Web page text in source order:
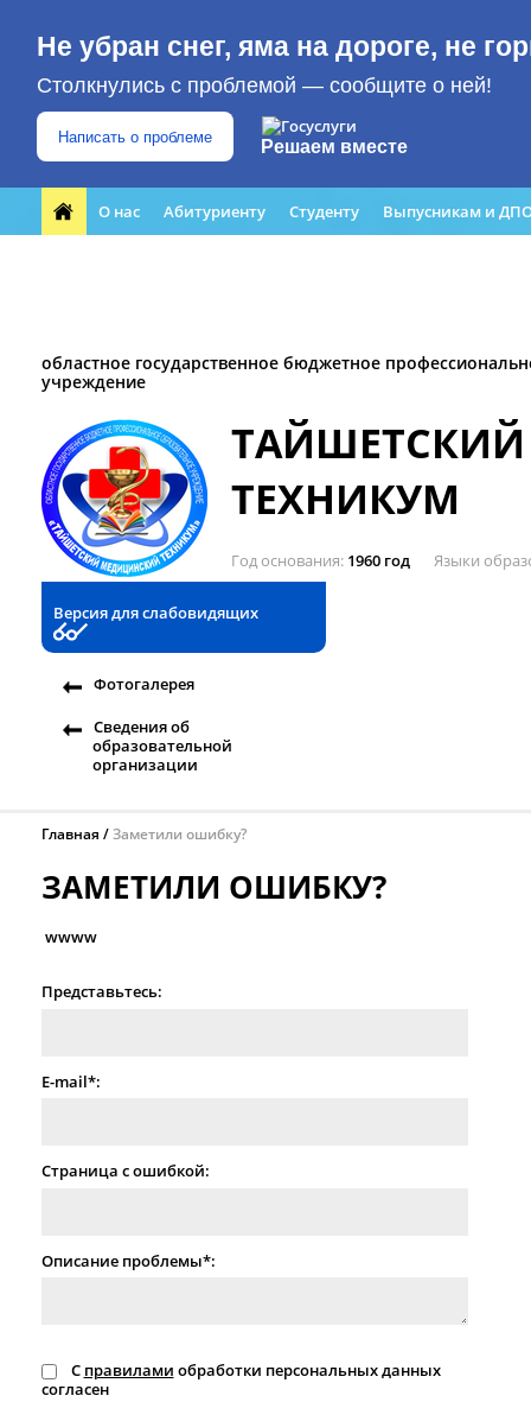
Не убран снег, яма на дороге, не
Столкнулись с проблемой — сообщите о ней!
Написать о проблеме Решаем вместе
О нас Абитуриенту Студенту Выпусникам и
областное государственное бюджетное
учреждение
ТЕХНИКУМ
Год основания 1960 год Языки
Версия для слабовидящих
Фотогалерея
Сведения об
образовательной
организации
Главная Заметили ошибку?
ЗАМЕТИЛИ ОШИБКУ?
wwww
Представьтесь:
E-mail*:
Страница с ошибкой:
Описание проблемы*:
С правилами обработки персональных данных
согласен